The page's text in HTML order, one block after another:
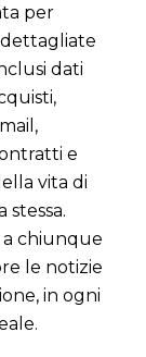
per
dati
e
vita di
stessa.
a chiunque
le notizie
in ogni